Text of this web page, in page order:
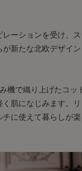
ーションを受け、
新たな北欧デザイ
機で織り上げたコッ
肌になじみます。
に使えて暮らしが